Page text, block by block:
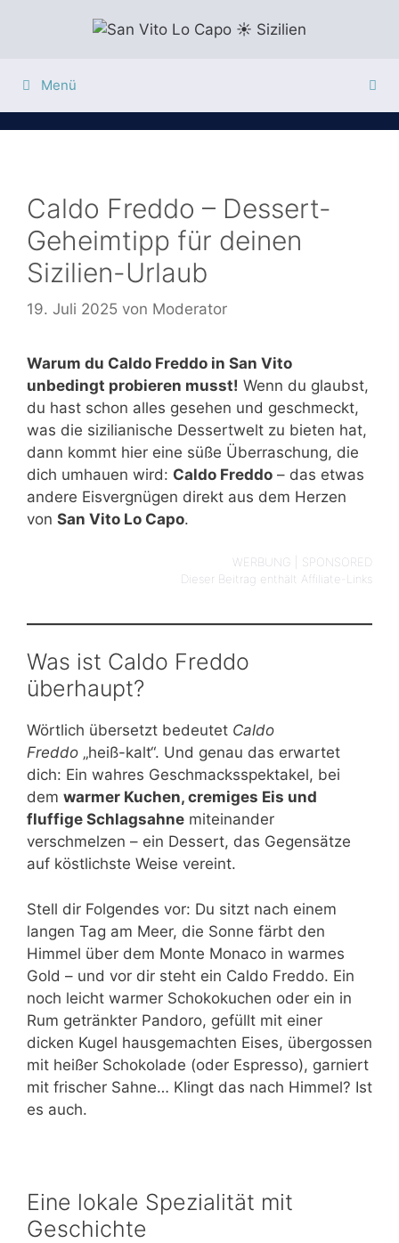
Menü
Caldo Freddo – Dessert-
Geheimtipp für deinen
Sizilien-Urlaub
19. Juli 2025 von Moderator
Warum du Caldo Freddo in San Vito
unbedingt probieren musst! Wenn du glaubst,
du hast schon alles gesehen und geschmeckt,
was die sizilianische Dessertwelt zu bieten hat,
dann kommt hier eine süße Überraschung, die
dich umhauen wird: Caldo Freddo – das etwas
andere Eisvergnügen direkt aus dem Herzen
von San Vito Lo Capo.
WERBUNG | SPONSORED
Dieser Beitrag enthält Affiliate-Links
Was ist Caldo Freddo
überhaupt?
Wörtlich übersetzt bedeutet Caldo
Freddo „heiß-kalt“. Und genau das erwartet
dich: Ein wahres Geschmacksspektakel, bei
dem warmer Kuchen, cremiges Eis und
fluffige Schlagsahne miteinander
verschmelzen – ein Dessert, das Gegensätze
auf köstlichste Weise vereint.
Stell dir Folgendes vor: Du sitzt nach einem
langen Tag am Meer, die Sonne färbt den
Himmel über dem Monte Monaco in warmes
Gold – und vor dir steht ein Caldo Freddo. Ein
noch leicht warmer Schokokuchen oder ein in
Rum getränkter Pandoro, gefüllt mit einer
dicken Kugel hausgemachten Eises, übergossen
mit heißer Schokolade (oder Espresso), garniert
mit frischer Sahne… Klingt das nach Himmel? Ist
es auch.
Eine lokale Spezialität mit
Geschichte